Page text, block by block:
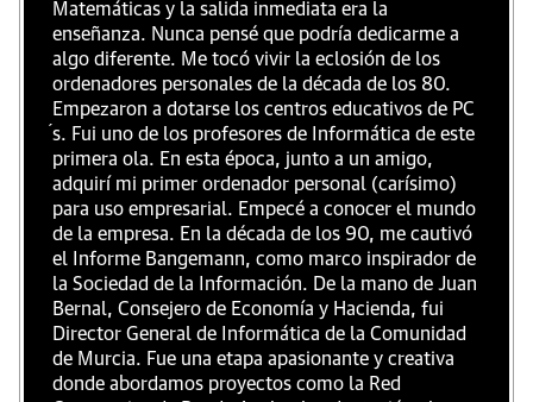
Matemáticas y la salida inmediata era la
enseñanza. Nunca pensé que podría dedicarme a
algo diferente. Me tocó vivir la eclosión de los
ordenadores personales de la década de los 80.
Empezaron a dotarse los centros educativos de PC
́s. Fui uno de los profesores de Informática de este
primera ola. En esta época, junto a un amigo,
adquirí mi primer ordenador personal (carísimo)
para uso empresarial. Empecé a conocer el mundo
de la empresa. En la década de los 90, me cautivó
el Informe Bangemann, como marco inspirador de
la Sociedad de la Información. De la mano de Juan
Bernal, Consejero de Economía y Hacienda, fui
Director General de Informática de la Comunidad
de Murcia. Fue una etapa apasionante y creativa
donde abordamos proyectos como la Red